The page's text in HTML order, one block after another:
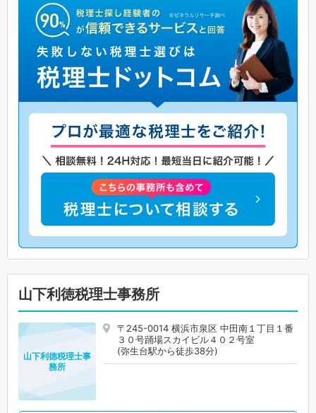
山下利徳税理士事務所
〒245-0014 横浜市泉区 中田南１丁目１番
３０号踊場スカイビル４０２号室
(弥生台駅から徒歩38分)
山下利徳税理士事
務所